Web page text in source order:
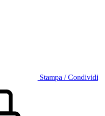
Stampa / Condividi